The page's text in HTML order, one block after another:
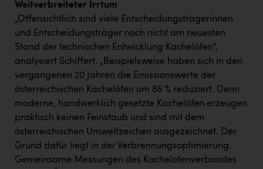
Weitverbreiteter Irrtum
„Offensichtlich sind viele Entscheidungsträgerinnen
und Entscheidungsträger noch nicht am neuesten
Stand der technischen Entwicklung Kachelöfen“,
analysiert Schiffert. „Beispielsweise haben sich in den
vergangenen 20 Jahren die Emissionswerte der
österreichischen Kachelöfen um 85 % reduziert. Denn
moderne, handwerklich gesetzte Kachelöfen erzeugen
praktisch keinen Feinstaub und sind mit dem
österreichischen Umweltzeichen ausgezeichnet. Der
Grund dafür liegt in der Verbrennungsoptimierung.
Gemeinsame Messungen des Kachelofenverbandes